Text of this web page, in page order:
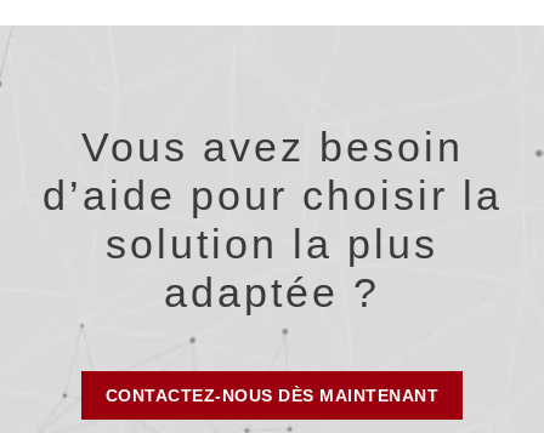
Vous avez besoin
d’aide pour choisir la
solution la plus
adaptée ?
CONTACTEZ-NOUS DÈS MAINTENANT